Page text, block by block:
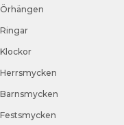
Örhängen
Ringar
Klockor
Herrsmycken
Barnsmycken
Festsmycken